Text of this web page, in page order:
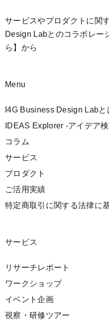
サービスやプロダクトに関
Design Labとのコラボレー
ら】 から
Menu
I4G Business Design Labと
IDEAS Explorer -アイデア
コラム
サービス
プロダクト
ご活用実績
特定商取引に関する法律に
サービス
リサーチレポート
ワークショップ
イベント企画
視察・研修ツアー